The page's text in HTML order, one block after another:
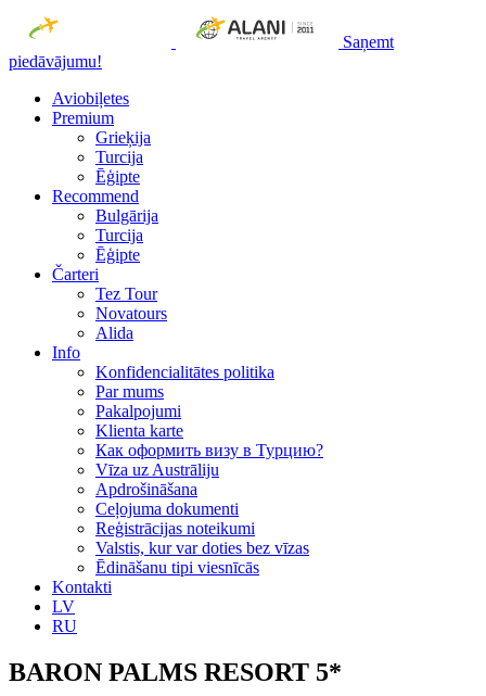
Saņemt
piedāvājumu!
Aviobiļetes
Premium
Grieķija
Turcija
Ēģipte
Recommend
Bulgārija
Turcija
Ēģipte
Čarteri
Tez Tour
Novatours
Alida
Info
Konfidencialitātes politika
Par mums
Рakalpojumi
Klienta karte
Как оформить визу в Турцию?
Vīza uz Austrāliju
Apdrošināšana
Ceļojuma dokumenti
Reģistrācijas noteikumi
Valstis, kur var doties bez vīzas
Ēdināšanu tipi viesnīcās
Kontakti
LV
RU
BARON PALMS RESORT 5*